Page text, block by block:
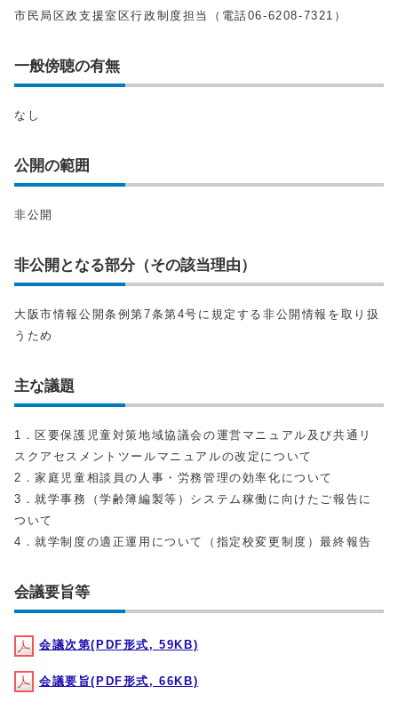
市民局区政支援室区行政制度担当（電話06-6208-7321）
一般傍聴の有無
なし
公開の範囲
非公開
非公開となる部分（その該当理由）
大阪市情報公開条例第7条第4号に規定する非公開情報を取り扱
うため
主な議題
1．区要保護児童対策地域協議会の運営マニュアル及び共通リ
スクアセスメントツールマニュアルの改定について
2．家庭児童相談員の人事・労務管理の効率化について
3．就学事務（学齢簿編製等）システム稼働に向けたご報告に
ついて
4．就学制度の適正運用について（指定校変更制度）最終報告
会議要旨等
会議次第(PDF形式, 59KB)
会議要旨(PDF形式, 66KB)